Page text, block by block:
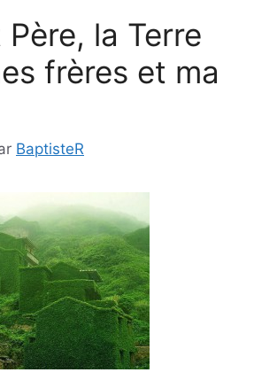
Père, la Terre
frères et ma
BaptisteR